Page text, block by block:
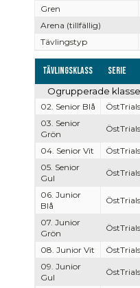
Gren
Arena (tillfällig)
Tävlingstyp
Tävlingsklass Serie
Ogrupperade
02. Senior Blå
03. Senior
Grön
04. Senior Vit
05. Senior
Gul
06. Junior
Blå
07. Junior
Grön
08. Junior Vit
09. Junior
Gul